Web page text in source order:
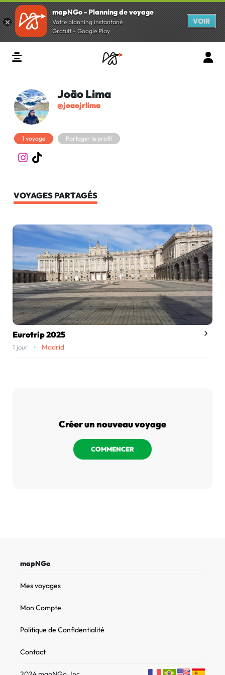
mapNGo - Planning de voyage
Votre planning instantané
Gratuit - Google Play
VOIR
João Lima
@joaojrlima
1 voyage Partager le profil
VOYAGES PARTAGÉS
Eurotrip 2025
1 jour • Madrid
Créer un nouveau voyage
COMMENCER
mapNGo
Mes voyages
Mon Compte
Politique de Confidentialité
Contact